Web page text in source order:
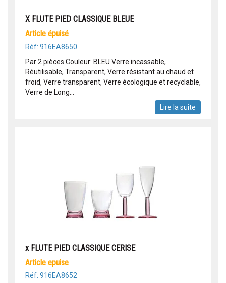
X FLUTE PIED CLASSIQUE BLEUE
article épuisé
Réf: 916EA8650
Par 2 pièces Couleur: BLEU Verre incassable,
Réutilisable, Transparent, Verre résistant au chaud et
froid, Verre transparent, Verre écologique et recyclable,
Verre de Long...
Lire la suite
x FLUTE PIED CLASSIQUE CERISE
article epuise
Réf: 916EA8652